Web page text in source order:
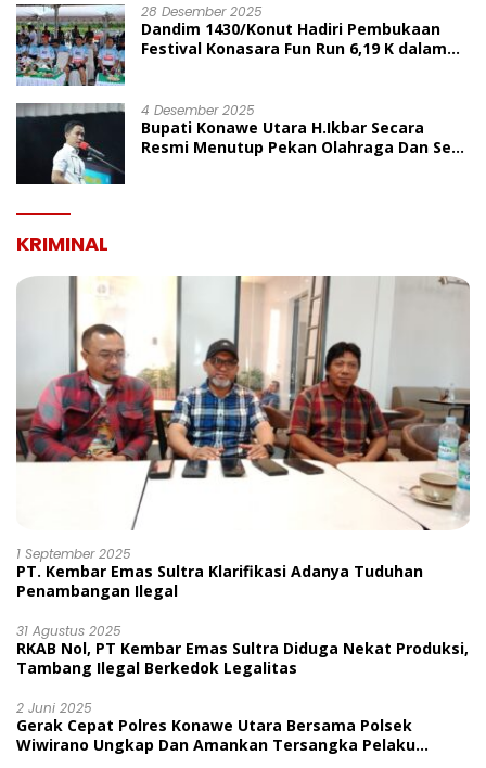
28 Desember 2025
Dandim 1430/Konut Hadiri Pembukaan
Festival Konasara Fun Run 6,19 K dalam
4 Desember 2025
Bupati Konawe Utara H.Ikbar Secara
Resmi Menutup Pekan Olahraga Dan Seni
KRIMINAL
1 September 2025
PT. Kembar Emas Sultra Klarifikasi Adanya Tuduhan
Penambangan Ilegal
31 Agustus 2025
RKAB Nol, PT Kembar Emas Sultra Diduga Nekat Produksi,
Tambang Ilegal Berkedok Legalitas
2 Juni 2025
Gerak Cepat Polres Konawe Utara Bersama Polsek
Wiwirano Ungkap Dan Amankan Tersangka Pelaku